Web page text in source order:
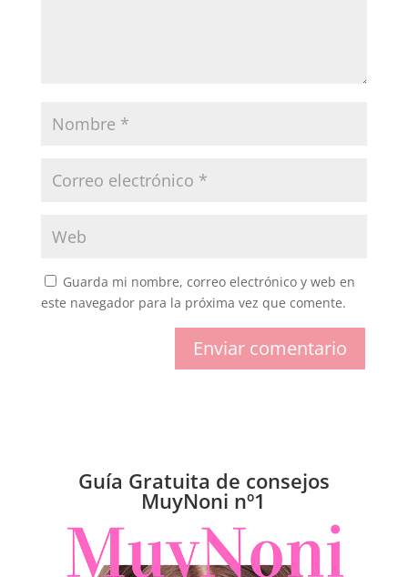
Guarda mi nombre, correo electrónico y web en
este navegador para la próxima vez que comente.
Enviar comentario
Guía Gratuita de consejos
MuyNoni nº1